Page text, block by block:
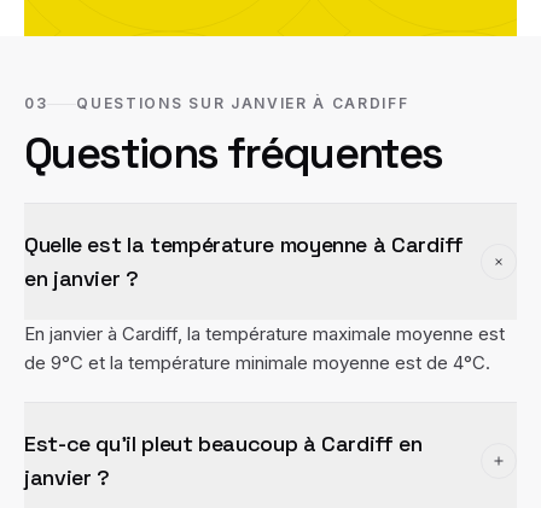
03 QUESTIONS SUR JANVIER À CARDIFF
Questions fréquentes
Quelle est la température moyenne à Cardiff
en janvier ?
En janvier à Cardiff, la température maximale moyenne est
de 9°C et la température minimale moyenne est de 4°C.
Est-ce qu'il pleut beaucoup à Cardiff en
janvier ?